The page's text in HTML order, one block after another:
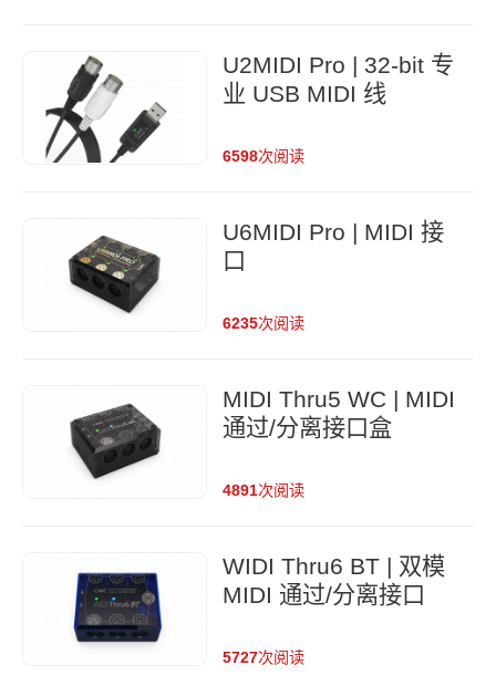
U2MIDI Pro | 32-bit 专
业 USB MIDI 线
6598次阅读
U6MIDI Pro | MIDI 接
口
6235次阅读
MIDI Thru5 WC | MIDI
通过/分离接口盒
4891次阅读
WIDI Thru6 BT | 双模
MIDI 通过/分离接口
5727次阅读